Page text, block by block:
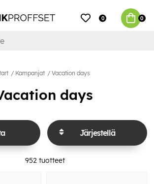
0 0
Kampanjat Vacation days
days
Järjestellä
952tuotteet